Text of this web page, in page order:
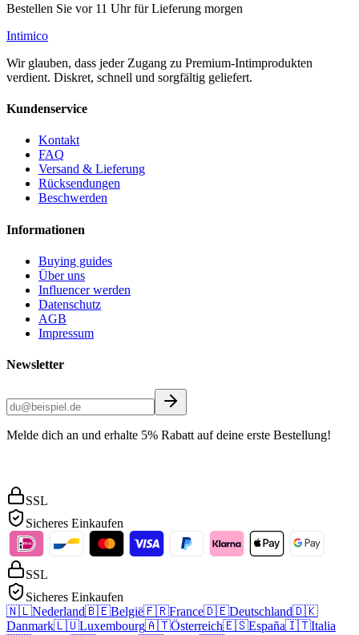
Bestellen Sie vor 11 Uhr für Lieferung morgen
Intimico
Wir glauben, dass jeder Zugang zu Premium-Intimprodukten
verdient. Diskret, schnell und sorgfältig geliefert.
Kundenservice
Kontakt
FAQ
Versand & Lieferung
Rücksendungen
Beschwerden
Informationen
Buying guides
Über uns
Influencer werden
Datenschutz
AGB
Impressum
Newsletter
Melde dich an und erhalte 5% Rabatt auf deine erste Bestellung!
SSL
Sicheres Einkaufen
SSL
Sicheres Einkaufen
🇳🇱Nederland🇧🇪België🇫🇷France🇩🇪Deutschland🇩🇰
Danmark🇱🇺Luxembourg🇦🇹Österreich🇪🇸España🇮🇹Italia